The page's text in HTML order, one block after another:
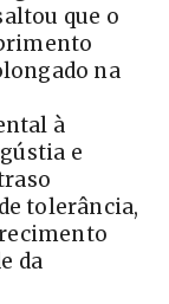
que o
na
à
e
tolerância,
da